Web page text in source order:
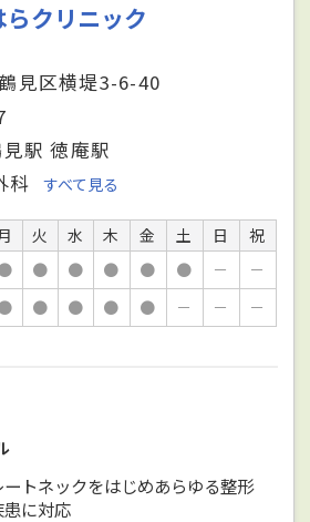
クリニック
見区横堤3-6-40
駅 徳庵駅
科 すべて見る
火 水 木 金 土 日
祝
● ● ● ● ● －
－
● ● ● ● － － －
ートネックをはじめあらゆる整形
に対応